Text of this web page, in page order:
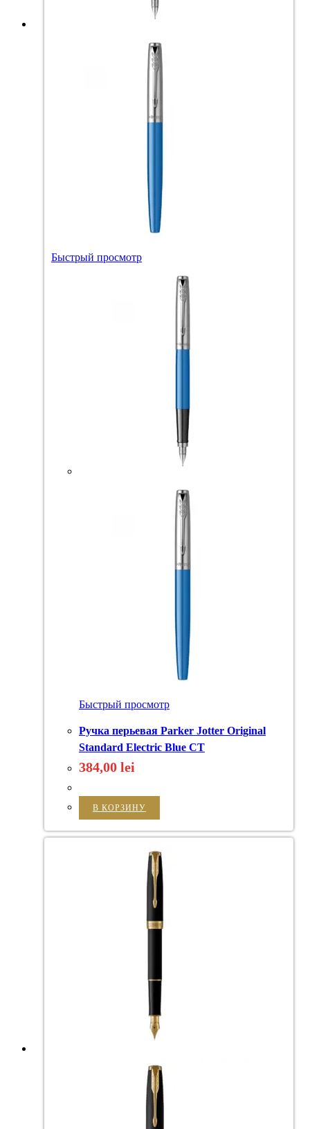
Быстрый просмотр
Быстрый просмотр
Ручка перьевая Parker Jotter Original
Standard Electric Blue CT
384,00 lei
В КОРЗИНУ